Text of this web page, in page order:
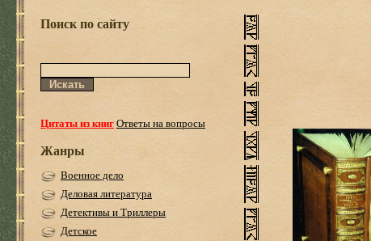
Поиск по сайту
Цитаты из книгОтветы на вопросы
Жанры
Военное дело
Деловая литература
Детективы и Триллеры
Детское